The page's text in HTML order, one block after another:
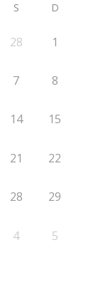
S D
28 1
7 8
14 15
21 22
28 29
4 5